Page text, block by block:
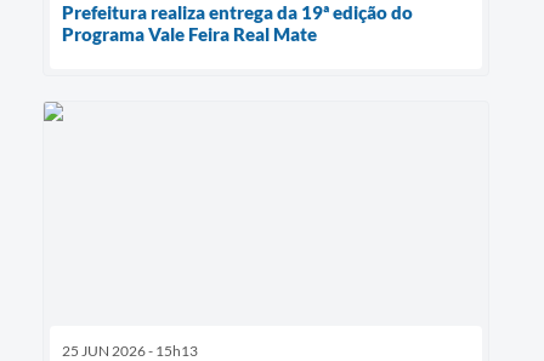
Prefeitura realiza entrega da 19ª edição do
Programa Vale Feira Real Mate
25 JUN 2026 - 15h13